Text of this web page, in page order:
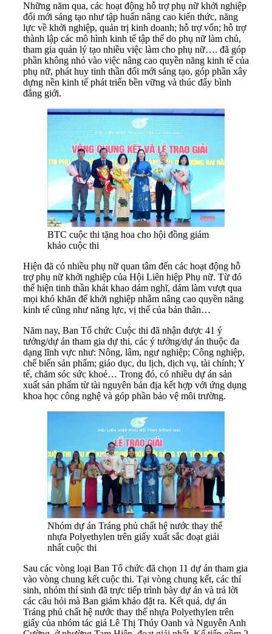
Những năm qua, các hoạt động hỗ trợ phụ nữ khởi nghiệp
đổi mới sáng tạo như tập huấn nâng cao kiến thức, năng
lực về khởi nghiệp, quản trị kinh doanh; hỗ trợ vốn; hỗ trợ
thành lập các mô hình kinh tế tập thể do phụ nữ làm chủ,
tham gia quản lý tạo nhiều việc làm cho phụ nữ…. đã góp
phần không nhỏ vào việc nâng cao quyền năng kinh tế của
phụ nữ, phát huy tinh thần đổi mới sáng tạo, góp phần xây
dựng nền kinh tế phát triển bền vững và thúc đẩy bình
đẳng giới.
BTC cuộc thi tặng hoa cho hội đồng giám
khảo cuộc thi
Hiện đã có nhiều phụ nữ quan tâm đến các hoạt động hỗ
trợ phụ nữ khởi nghiệp của Hội Liên hiệp Phụ nữ. Từ đó
thể hiện tinh thần khát khao dám nghĩ, dám làm vượt qua
mọi khó khăn để khởi nghiệp nhằm nâng cao quyền năng
kinh tế cũng như năng lực, vị thế của bản thân…
Năm nay, Ban Tổ chức Cuộc thi đã nhận được 41 ý
tưởng/dự án tham gia dự thi, các ý tưởng/dự án thuộc đa
dạng lĩnh vực như: Nông, lâm, ngư nghiệp; Công nghiệp,
chế biến sản phẩm; giáo dục, du lịch, dịch vụ, tài chính; Y
tế, chăm sóc sức khoẻ… Trong đó, có nhiều dự án sản
xuất sản phẩm từ tài nguyên bản địa kết hợp với ứng dụng
khoa học công nghệ và góp phần bảo vệ môi trường.
Nhóm dự án Tráng phủ chất hệ nước thay thế
nhựa Polyethylen trên giấy xuất sắc đoạt giải
nhất cuộc thi
Sau các vòng loại Ban Tổ chức đã chọn 11 dự án tham gia
vào vòng chung kết cuộc thi. Tại vòng chung kết, các thí
sinh, nhóm thí sinh đã trực tiếp trình bày dự án và trả lời
các câu hỏi mà Ban giám khảo đặt ra. Kết quả, dự án
Tráng phủ chất hệ nước thay thế nhựa Polyethylen trên
giấy của nhóm tác giả Lê Thị Thúy Oanh và Nguyễn Anh